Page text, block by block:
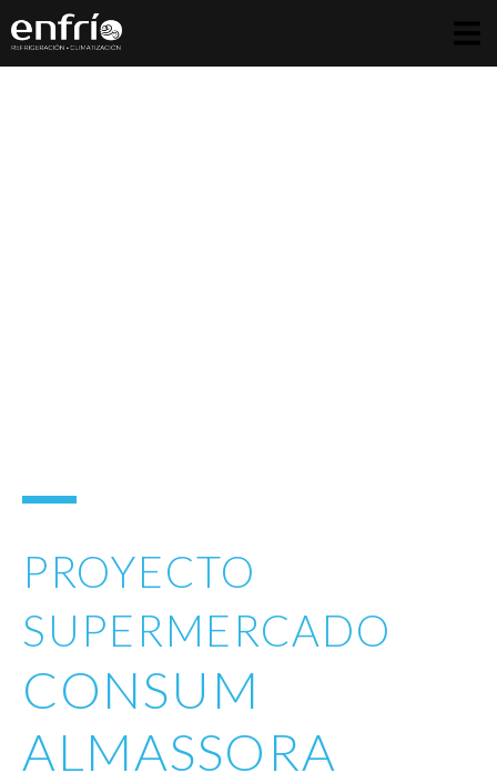
PROYECTO
SUPERMERCADO
CONSUM
ALMASSORA